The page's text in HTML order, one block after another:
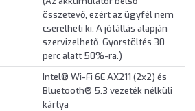
összetevő, ezért az ügyfél nem
cserélheti ki. A jótállás alapján
szervizelhető. Gyorstöltés 30
perc alatt 50%-ra.)
Intel® Wi-Fi 6E AX211 (2x2) és
Bluetooth® 5.3 vezeték nélküli
kártya